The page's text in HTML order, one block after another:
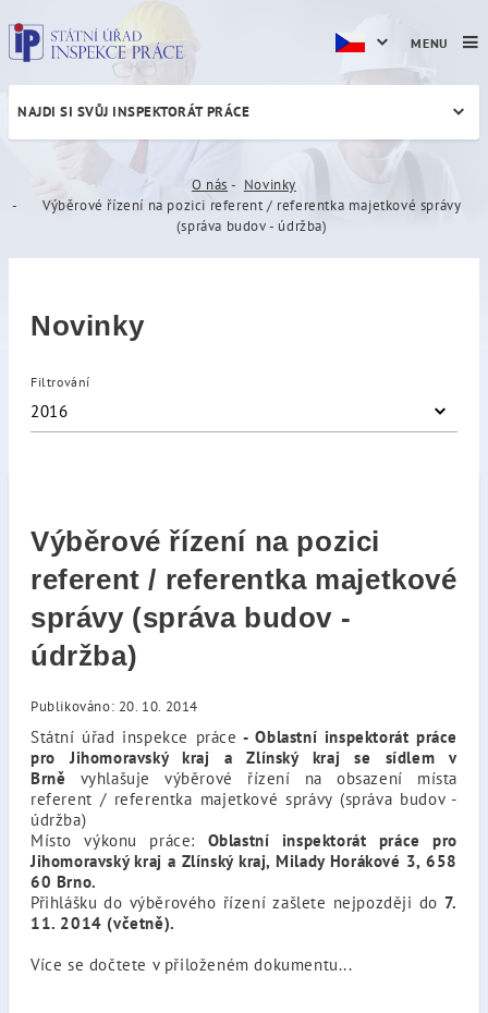
Výběrové řízení na pozici
NAJDI SI SVŮJ INSPEKTORÁT PRÁCE
O nás
Novinky
Výběrové řízení na pozici referent / referentka majetkové správy
(správa budov - údržba)
Novinky
Filtrování
2016
Výběrové řízení na pozici
referent / referentka majetkové
správy (správa budov -
údržba)
Publikováno: 20. 10. 2014
Státní úřad inspekce práce - Oblastní inspektorát práce
pro Jihomoravský kraj a Zlínský kraj se sídlem v
Brně vyhlašuje výběrové řízení na obsazení místa
referent / referentka majetkové správy (správa budov -
údržba)
Místo výkonu práce: Oblastní inspektorát práce pro
Jihomoravský kraj a Zlínský kraj, Milady Horákové 3, 658
60 Brno.
Přihlášku do výběrového řízení zašlete nejpozději do 7.
11. 2014 (včetně).
Více se dočtete v přiloženém dokumentu...
MENU